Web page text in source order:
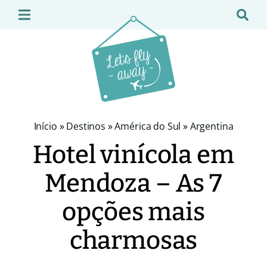
Início »Destinos »América do Sul »Argentina
Hotel vinícola em
Mendoza – As 7
opções mais
charmosas